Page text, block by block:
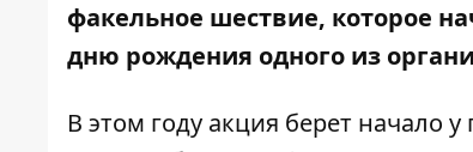
факельное шествие, которое
дню рождения одного из
В этом году акция берет начало